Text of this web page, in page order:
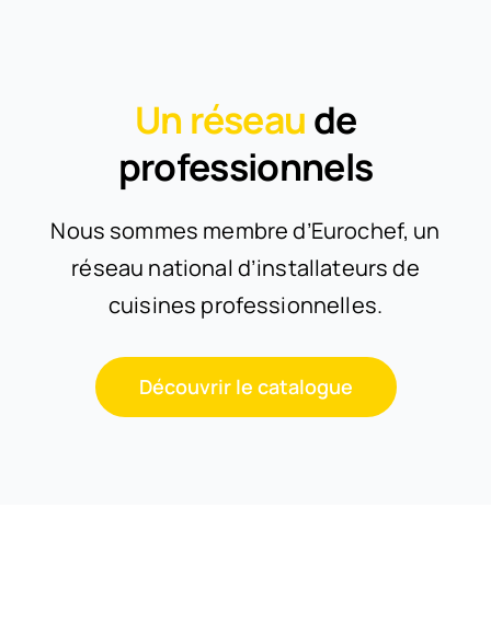
Un réseaude
professionnels
Nous sommes membre d’Eurochef, un
réseau national d’installateurs de
cuisines professionnelles.
Découvrir le catalogue